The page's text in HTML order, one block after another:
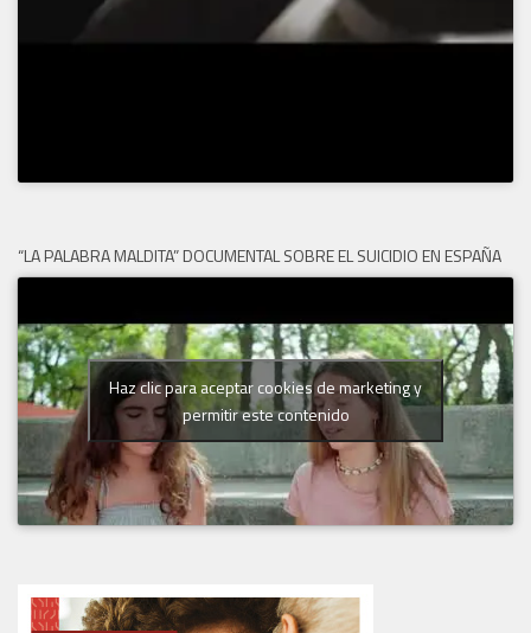
“LA PALABRA MALDITA” DOCUMENTAL SOBRE EL SUICIDIO EN ESPAÑA
Haz clic para aceptar cookies de marketing y
permitir este contenido